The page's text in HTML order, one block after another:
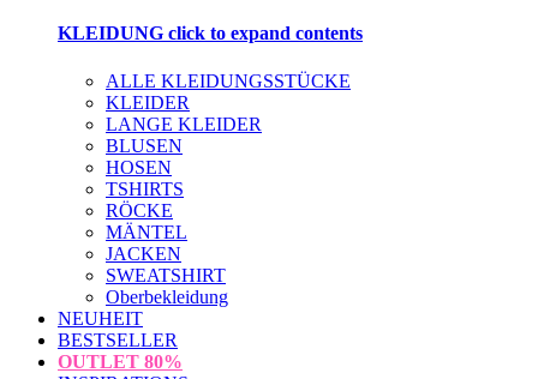
KLEIDUNG click to expand contents
ALLE KLEIDUNGSSTÜCKE
KLEIDER
LANGE KLEIDER
BLUSEN
HOSEN
TSHIRTS
RÖCKE
MÄNTEL
JACKEN
SWEATSHIRT
Oberbekleidung
NEUHEIT
BESTSELLER
OUTLET 80%